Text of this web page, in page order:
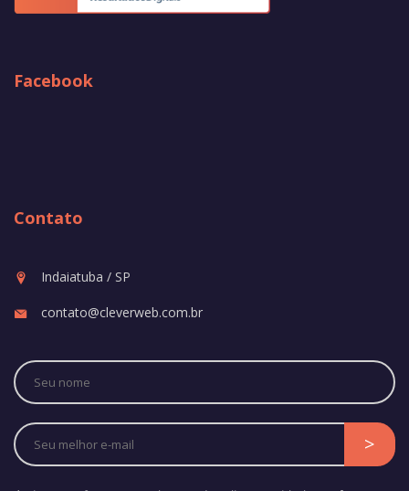
Facebook
Contato
Indaiatuba / SP
contato@cleverweb.com.br